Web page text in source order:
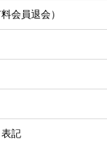
会員退会）
記